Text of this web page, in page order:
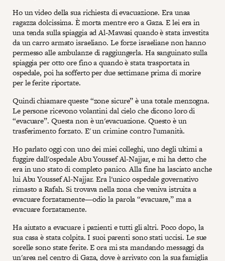
Ho un video della sua richiesta di evacuazione. Era unaa
ragazza dolcissima. È morta mentre ero a Gaza. E lei era in
una tenda sulla spiaggia ad Al-Mawasi quando è stata investita
da un carro armato israeliano. Le forze israeliane non hanno
permesso alle ambulanze di raggiungerla. Ha sanguinato sulla
spiaggia per otto ore fino a quando è stata trasportata in
ospedale, poi ha sofferto per due settimane prima di morire
per le ferite riportate.
Quindi chiamare queste “zone sicure” è una totale menzogna.
Le persone ricevono volantini dal cielo che dicono loro di
“evacuare”. Questa non è un'evacuazione. Questo è un
trasferimento forzato. E' un crimine contro l'umanità.
Ho parlato oggi con uno dei miei colleghi, uno degli ultimi a
fuggire dall'ospedale Abu Youssef Al-Najjar, e mi ha detto che
era in uno stato di completo panico. Alla fine ha lasciato anche
lui Abu Youssef Al-Najjar. Era l'unico ospedale governativo
rimasto a Rafah. Si trovava nella zona che veniva istruita a
evacuare forzatamente—odio la parola “evacuare,” ma a
evacuare forzatamente.
Ha aiutato a evacuare i pazienti e tutti gli altri. Poco dopo, la
sua casa è stata colpita. I suoi parenti sono stati uccisi. Le sue
sorelle sono state ferite. E ora mi sta mandando messaggi da
un'area nel centro di Gaza, dove è arrivato con la sua famiglia